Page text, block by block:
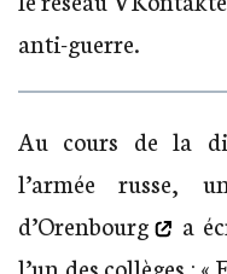
anti-guerre.
Au cours de la
l’armée russe,
d’Orenbourg
a
l’un des collèges :